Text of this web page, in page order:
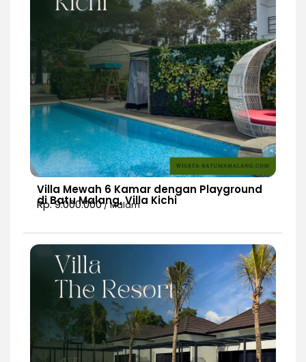
Villa Mewah 6 Kamar dengan Playground
di Batu Malang, Villa Kichi
Rp. 9.000.000/ Malam